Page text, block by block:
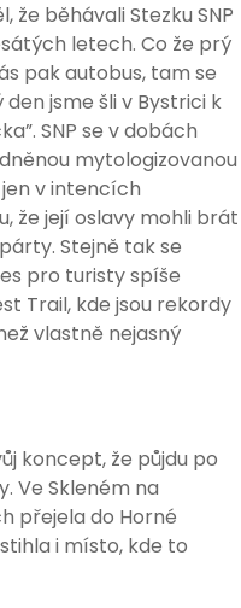
že běhávali Stezku SNP
letech. Co že prý
pak autobus, tam se
jsme šli v Bystrici k
SNP se v dobách
mytologizovanou
v intencích
že její oslavy mohli brát
Stejně tak se
pro turisty spíše
Trail, kde jsou rekordy
vlastně nejasný
koncept, že půjdu po
Ve Skleném na
přejela do Horné
i místo, kde to